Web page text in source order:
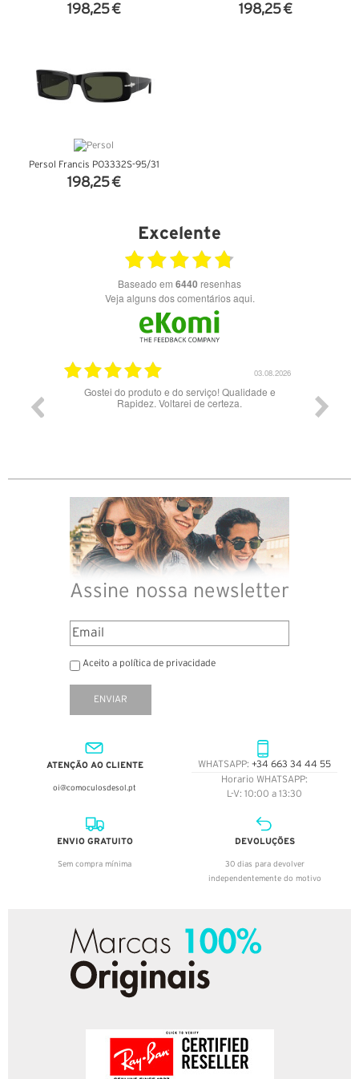
198,25 €
198,25 €
Persol Francis PO3332S-95/31
198,25 €
Excelente
Baseado em 6440 resenhas
Veja alguns dos comentários aqui.
28.07.2026
Bons óculos.
Assine nossa newsletter
Aceito a política de privacidade
ENVIAR
ATENÇÃO AO CLIENTE
oi@comoculosdesol.pt
WHATSAPP: +34 663 34 44 55
Horario WHATSAPP:
L-V: 10:00 a 13:30
ENVIO GRATUITO
Sem compra mínima
DEVOLUÇÕES
30 dias para devolver
independentemente do motivo